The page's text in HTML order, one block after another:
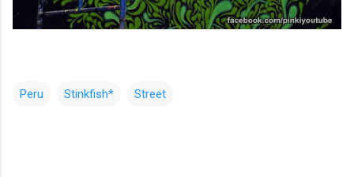
Peru Stinkfish* Street